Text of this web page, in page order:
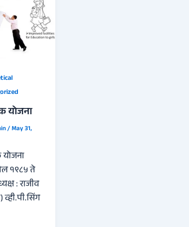
योजना
/May 31,
योजना
१९८५ ते
: राजीव
व्ही.पी.सिंग